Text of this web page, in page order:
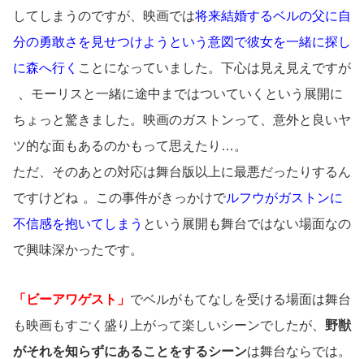
してしまうのですが、映画では将来結婚するベルの父に自
分の勇敢さを見せつけようという意図で彼女を一緒に探し
に森へ行く ことになっていました。下心は見え見えですが
、モーリスと一緒に途中まではついていくという展開に
ちょっと驚きました。映画のガストンって、意外と良いヤ
ツ的な面もあるのかもって思えたり…。
ただ、そのあとの対応は舞台版以上に最悪だったりするん
ですけどね 。この事件がきっかけでルフウがガストンに
不信感を抱いてしまう という展開も舞台ではない場面なの
で興味深かったです。
「ビーアワゲスト」 でベルがもてなしを受ける場面は舞台
も映画もすごく盛り上がって楽しいシーンでしたが、 野獣
がそれを知らずにあることをするシーンは舞台ならでは。